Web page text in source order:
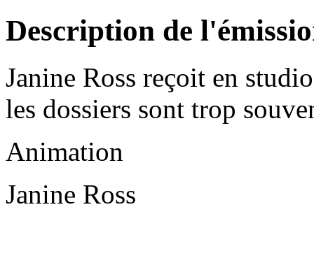
Description de
Janine Ross reçoit en
les dossiers sont trop
Animation
Janine Ross